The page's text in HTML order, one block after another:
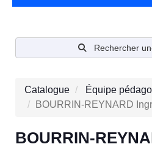
Rechercher
Catalogue
Équipe
BOURRIN-REYNARD
BOURRIN-